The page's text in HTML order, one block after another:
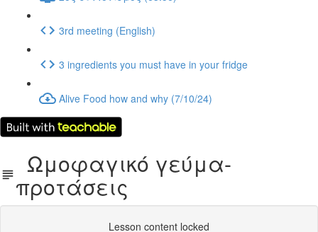
3rd meeting (English)
3 ingredients you must have in your fridge
Alive Food how and why (7/10/24)
Ωμοφαγικό γεύμα-
προτάσεις
Lesson content locked